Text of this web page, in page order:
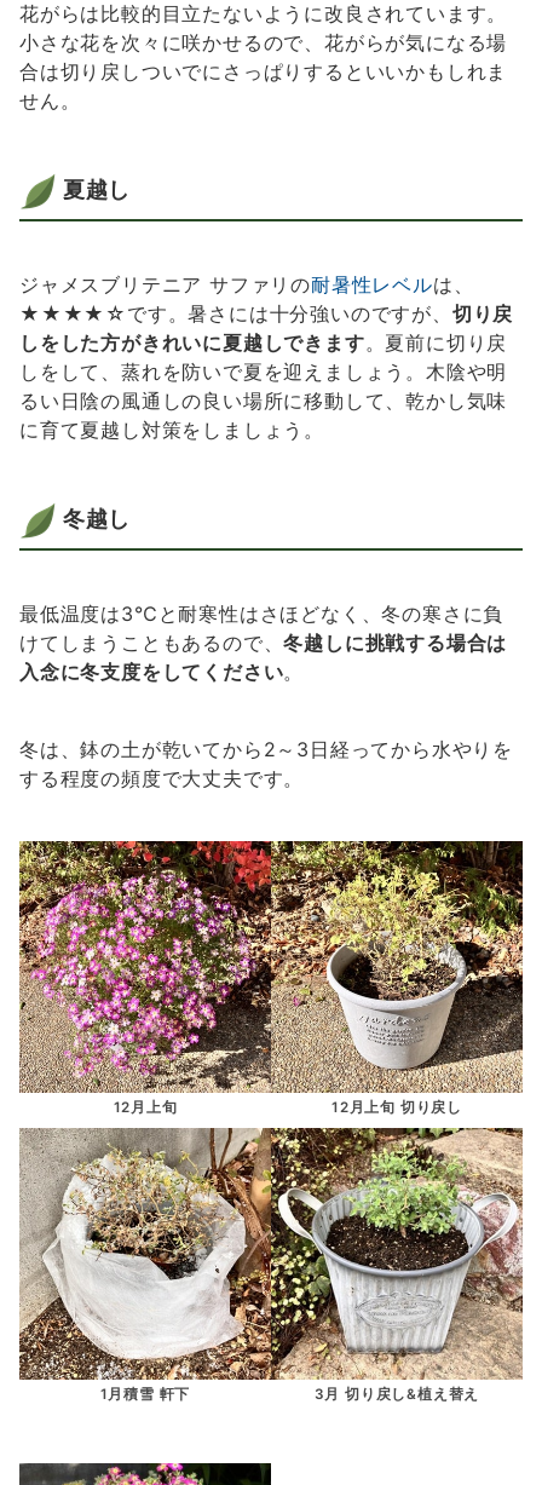
花がらは比較的目立たないように改良されています。
小さな花を次々に咲かせるので、花がらが気になる場
合は切り戻しついでにさっぱりするといいかもしれま
せん。
夏越し
ジャメスブリテニア サファリの耐暑性レベルは、
★★★★☆です。暑さには十分強いのですが、 切り戻
しをした方がきれいに夏越しできます。夏前に切り戻
しをして、蒸れを防いで夏を迎えましょう。木陰や明
るい日陰の風通しの良い場所に移動して、乾かし気味
に育て夏越し対策をしましょう。
冬越し
最低温度は3℃と耐寒性はさほどなく、冬の寒さに負
けてしまうこともあるので、冬越しに挑戦する場合は
入念に冬支度をしてください。
冬は、鉢の土が乾いてから2～3日経ってから水やりを
する程度の頻度で大丈夫です。
12月上旬 12月上旬 切り戻し
1月積雪 軒下 3月 切り戻し&植え替え